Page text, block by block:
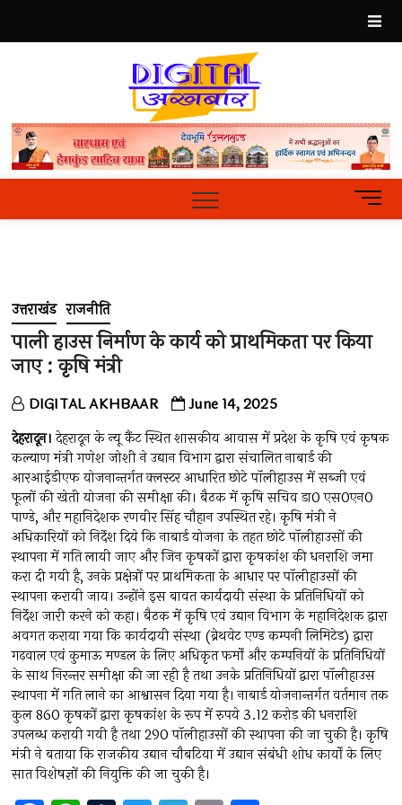
content
Hindi
News
PortalM
e
t
o
उत्तराखंड राजनीति
पाली हाउस निर्माण के कार्य को प्राथमिकता पर किया
जाए : कृषि मंत्री
DIGITAL AKHBAAR June 14, 2025
देहरादून।देहरादून के न्यू कैंट स्थित शासकीय आवास में प्रदेश के कृषि एवं कृषक
कल्याण मंत्री गणेश जोशी ने उद्यान विभाग द्वारा संचालित नाबार्ड की
आरआईडीएफ योजनान्तर्गत क्लस्टर आधारित छोटे पॉलीहाउस में सब्जी एवं
फूलों की खेती योजना की समीक्षा की। बैठक में कृषि सचिव डा0 एस0एन0
पाण्डे, और महानिदेशक रणवीर सिंह चौहान उपस्थित रहे। कृषि मंत्री ने
अधिकारियों को निर्देश दिये कि नाबार्ड योजना के तहत छोटे पॉलीहाउसों की
स्थापना में गति लायी जाए और जिन कृषकों द्वारा कृषकांश की धनराशि जमा
करा दी गयी है, उनके प्रक्षेत्रों पर प्राथमिकता के आधार पर पॉलीहाउसों की
स्थापना करायी जाय। उन्होंने इस बावत कार्यदायी संस्था के प्रतिनिधियों को
निर्देश जारी करने को कहा। बैठक में कृषि एवं उद्यान विभाग के महानिदेशक द्वारा
अवगत कराया गया कि कार्यदायी संस्था (ब्रेथवेट एण्ड कम्पनी लिमिटेड) द्वारा
गढ़वाल एवं कुमाऊ मण्डल के लिए अधिकृत फर्मों और कम्पनियों के प्रतिनिधियों
के साथ निरन्तर समीक्षा की जा रही है तथा उनके प्रतिनिधियों द्वारा पॉलीहाउस
स्थापना में गति लाने का आश्वासन दिया गया है। नाबार्ड योजनान्तर्गत वर्तमान तक
कुल 860 कृषकों द्वारा कृषकांश के रूप में रुपये 3.12 करोड़ की धनराशि
उपलब्ध करायी गयी है तथा 290 पॉलीहाउसों की स्थापना की जा चुकी है। कृषि
मंत्री ने बताया कि राजकीय उद्यान चौबटिया में उद्यान संबंधी शोध कार्यों के लिए
सात विशेषज्ञों की नियुक्ति की जा चुकी है।